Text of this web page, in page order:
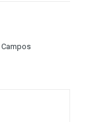
Campos